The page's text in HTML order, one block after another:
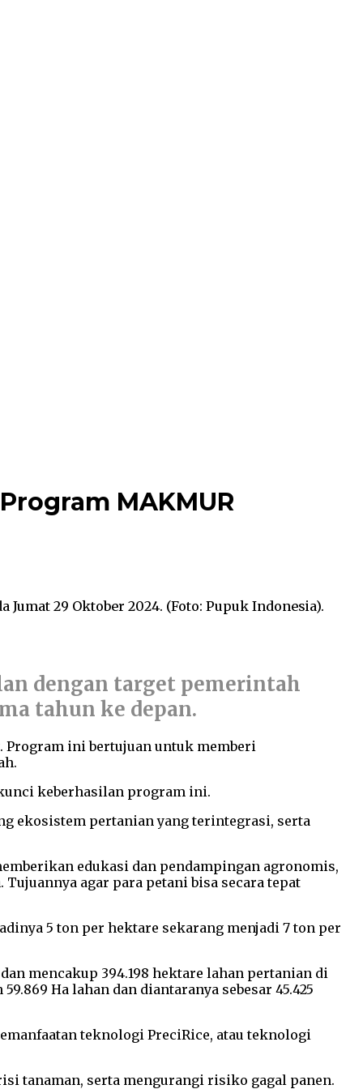
MAKMUR
29 Oktober 2024. (Foto: Pupuk Indonesia).
dengan target pemerintah
tahun ke depan.
Program ini bertujuan untuk memberi
keberhasilan program ini.
ekosistem pertanian yang terintegrasi, serta
edukasi dan pendampingan agronomis,
agar para petani bisa secara tepat
5 ton per hektare sekarang menjadi 7 ton per
mencakup 394.198 hektare lahan pertanian di
Ha lahan dan diantaranya sebesar 45.425
teknologi PreciRice, atau teknologi
tanaman, serta mengurangi risiko gagal panen.